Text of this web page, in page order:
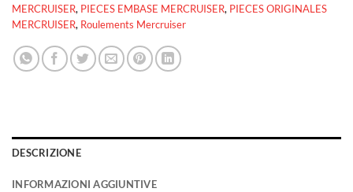
MERCRUISER, PIECES EMBASE MERCRUISER, PIECES ORIGINALES
MERCRUISER, Roulements Mercruiser
DESCRIZIONE
INFORMAZIONI AGGIUNTIVE